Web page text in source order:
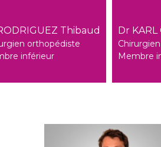
Thibaud
orthopédiste
inférieur
Dr
Membre